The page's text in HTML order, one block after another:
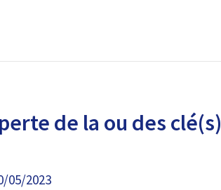
de la ou des clé(s)
05/2023